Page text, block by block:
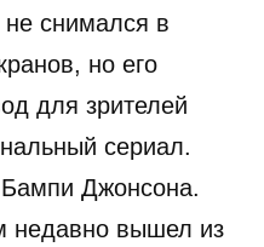
снимался в
но его
для зрителей
сериал.
Джонсона.
недавно вышел из